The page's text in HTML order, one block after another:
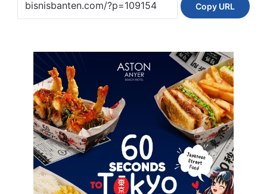
Copy URL